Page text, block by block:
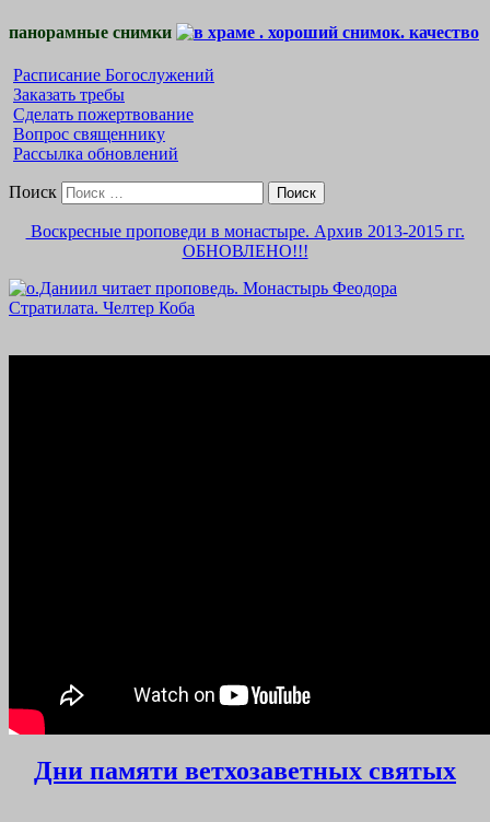
панорамные снимки
Расписание Богослужений
Заказать требы
Сделать пожертвование
Вопрос священнику
Рассылка обновлений
Поиск
Воскресные проповеди в монастыре. Архив 2013-2015 гг.
ОБНОВЛЕНО!!!
Дни памяти ветхозаветных святых